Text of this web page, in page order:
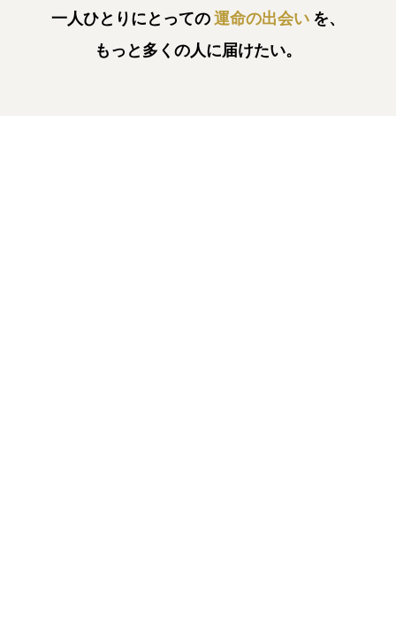
一人ひとりにとっての運命の出会い を、
もっと多くの人に届けたい。